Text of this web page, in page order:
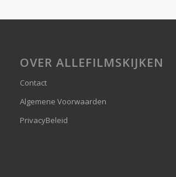
OVER ALLEFILMSKIJKEN
Contact
Algemene Voorwaarden
PrivacyBeleid